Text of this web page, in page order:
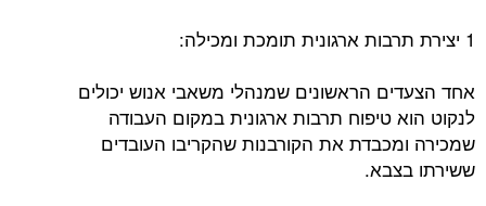
1 יצירת תרבות ארגונית תומכת ומכילה:
אחד הצעדים הראשונים שמנהלי משאבי אנוש יכולים
לנקוט הוא טיפוח תרבות ארגונית במקום העבודה
שמכירה ומכבדת את הקורבנות שהקריבו העובדים
ששירתו בצבא.